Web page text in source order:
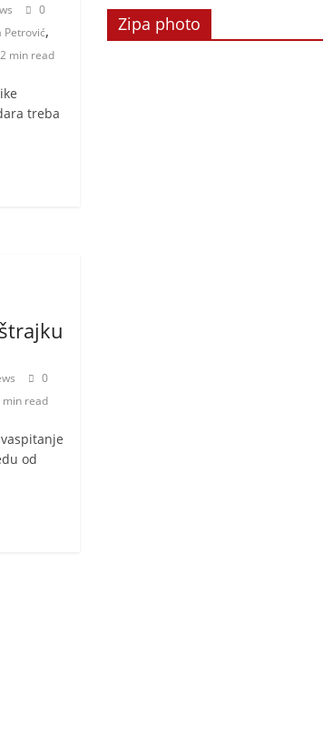
0
Petrović,
2 min read
treba
0
min read
od
Zipa photo